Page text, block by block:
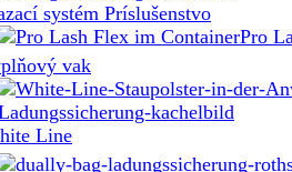
systém Príslušenstvo
Pro
vak
Line